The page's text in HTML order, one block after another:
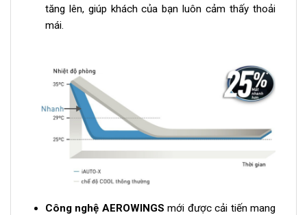
tăng lên, giúp khách của bạn luôn cảm thấy thoải
mái.
Công nghệ AEROWINGS mới được cải tiến mang